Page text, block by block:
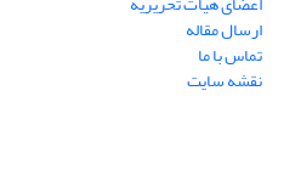
ارسال مقاله
تماس با ما
نقشه سایت